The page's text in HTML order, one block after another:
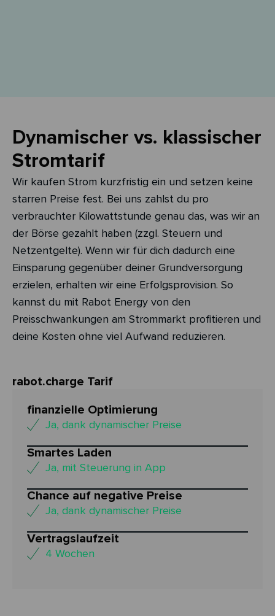
Dynamischer vs. klassischer
Stromtarif
Wir kaufen Strom kurzfristig ein und setzen keine
starren Preise fest. Bei uns zahlst du pro
verbrauchter Kilowattstunde genau das, was wir an
der Börse gezahlt haben (zzgl. Steuern und
Netzentgelte). Wenn wir für dich dadurch eine
Einsparung gegenüber deiner Grundversorgung
erzielen, erhalten wir eine Erfolgsprovision. So
kannst du mit Rabot Energy von den
Preisschwankungen am Strommarkt profitieren und
deine Kosten ohne viel Aufwand reduzieren.
rabot.charge Tarif
finanzielle Optimierung
Ja, dank dynamischer Preise
Smartes Laden
Ja, mit Steuerung in App
Chance auf negative Preise
Ja, dank dynamischer Preise
Vertragslaufzeit
4 Wochen